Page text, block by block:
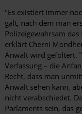
"Es existiert immer
galt, nach dem man
Polizeigewahrsam
erklärt Cherni
Anwalt wird gefoltert.
Verfassung – die
Recht, dass man
Anwalt sehen kann,
nicht verabschiedet.
Parlaments sein, das